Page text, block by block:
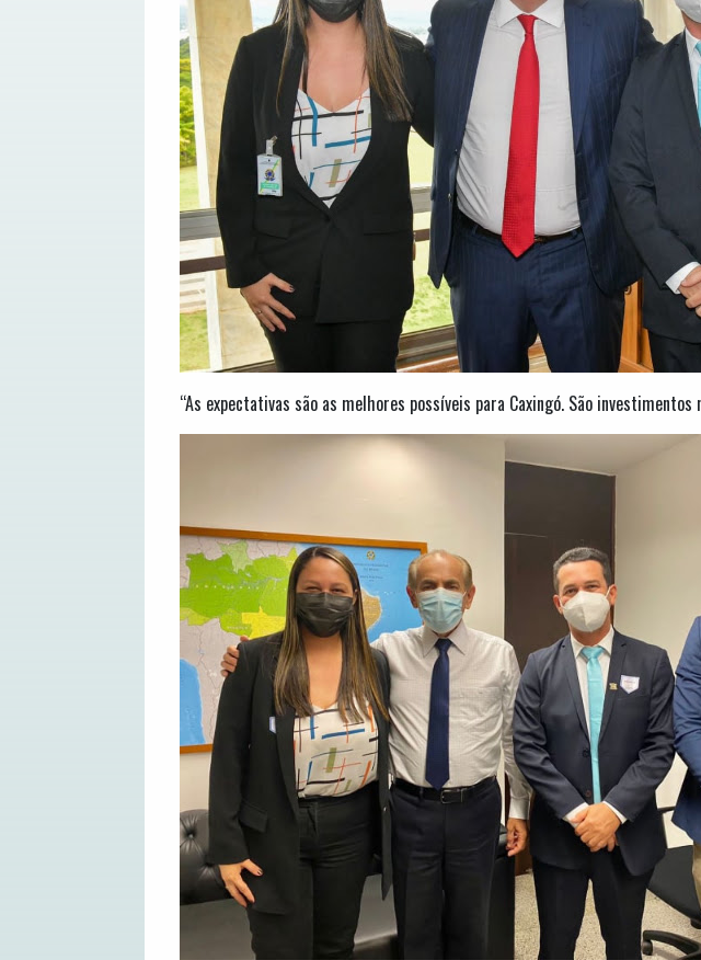
“As expectativas são as melhores possíveis para Caxingó. São